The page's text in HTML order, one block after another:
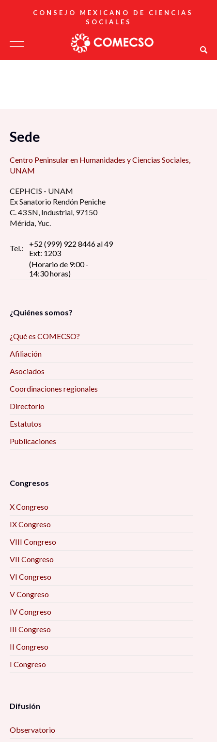
CONSEJO MEXICANO DE CIENCIAS
SOCIALES
Sede
Centro Peninsular en Humanidades y Ciencias Sociales,
UNAM
CEPHCIS - UNAM
Ex Sanatorio Rendón Peniche
C. 43 SN, Industrial, 97150
Mérida, Yuc.
Tel.:
+52 (999) 922 8446 al 49
Ext: 1203
(Horario de 9:00 -
14:30 horas)
¿Quiénes somos?
¿Qué es COMECSO?
Afiliación
Asociados
Coordinaciones regionales
Directorio
Estatutos
Publicaciones
Congresos
X Congreso
IX Congreso
VIII Congreso
VII Congreso
VI Congreso
V Congreso
IV Congreso
III Congreso
II Congreso
I Congreso
Difusión
Observatorio